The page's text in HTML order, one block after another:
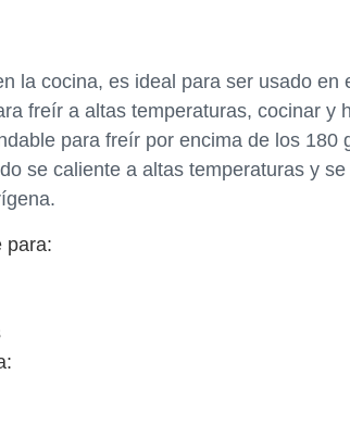
la cocina, es ideal para ser usado en
freír a altas temperaturas, cocinar y
para freír por encima de los 180
se caliente a altas temperaturas y
para: